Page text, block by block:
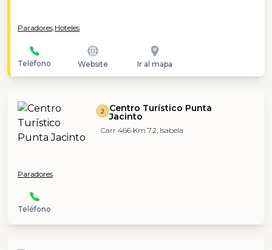
Paradores,Hoteles
Teléfono Website Ir al mapa
2 Centro Turístico Punta
Jacinto
Carr 466 Km 7.2, Isabela
Paradores
Teléfono